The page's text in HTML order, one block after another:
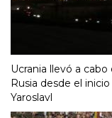
Ucrania llevó a
Rusia desde el
Yaroslavl